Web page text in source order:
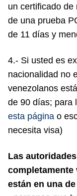
un certificado de
de una prueba
de 11 días y
4.- Si usted es
nacionalidad no
venezolanos
de 90 días; para
esta página o
necesita visa)
Las
completamente
están en una